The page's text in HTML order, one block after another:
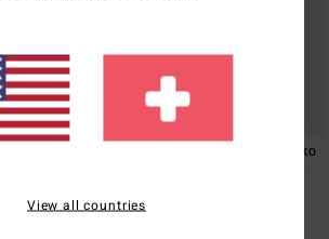
Relaxed
ÖKO
Männer Weiss T-Shirt
View all countries